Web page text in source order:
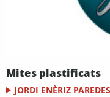
Mites plastificats
JORDI ENÈRIZ PAREDES